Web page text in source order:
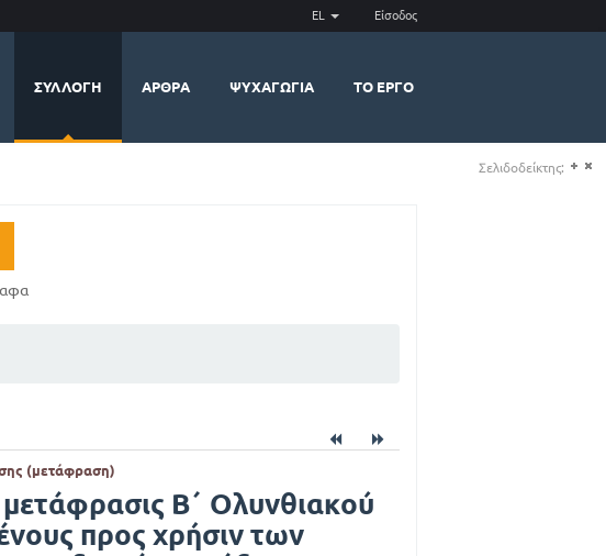
EL Είσοδος
ΣΥΛΛΟΓΉ ΆΡΘΡΑ ΨΥΧΑΓΩΓΊΑ ΤΟ ΈΡΓΟ
(μετάφραση)
μετάφρασις Β΄ Ολυνθιακού
προς χρήσιν των
Σελιδοδείκτης: